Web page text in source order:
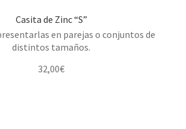
Casita de Zinc “S”
en parejas o conjuntos de
distintos tamaños.
32,00€